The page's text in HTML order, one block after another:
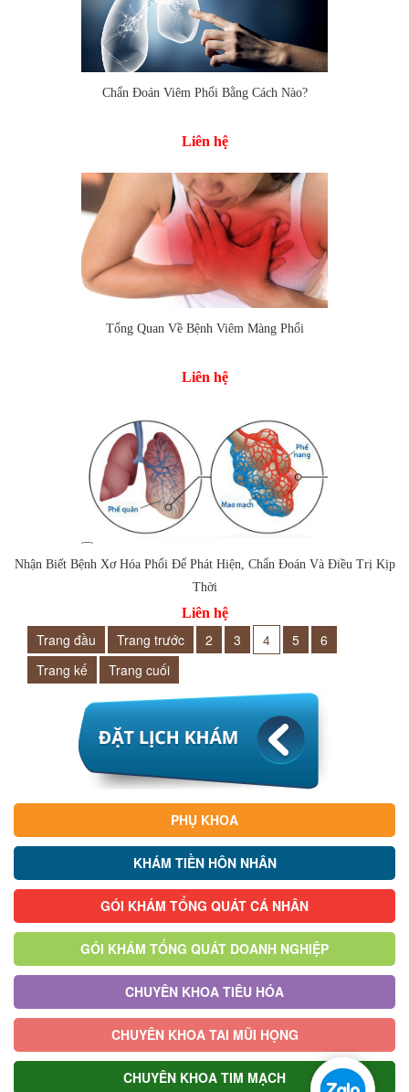
Chẩn Đoán Viêm Phổi Bằng Cách Nào?
Liên hệ
Tổng Quan Về Bệnh Viêm Màng Phổi
Liên hệ
Nhận Biết Bệnh Xơ Hóa Phổi Để Phát Hiện, Chẩn Đoán Và Điều Trị Kịp
Thời
Liên hệ
Trang đầu Trang trước 2 3 4 5
6
Trang kế
Trang cuối
PHỤ KHOA
KHÁM TIỀN HÔN NHÂN
GÓI KHÁM TỔNG QUÁT CÁ NHÂN
GÓI KHÁM TỔNG QUÁT DOANH NGHIỆP
CHUYÊN KHOA TIÊU HÓA
CHUYÊN KHOA TAI MŨI HỌNG
CHUYÊN KHOA TIM MẠCH